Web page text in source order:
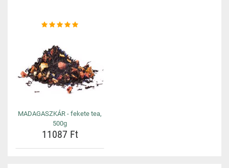
MADAGASZKÁR - fekete tea,
500g
11087 Ft